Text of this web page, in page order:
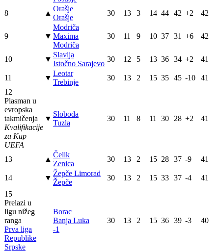
8 ▲
Orašje
Orašje
30 13 3 14 44 42 +2 42
9 ▼
Modriča
Maxima
Modriča
30 11 9 10 37 31 +6 42
10 ▼
Slavija
Istočno Sarajevo
30 12 5 13 36 34 +2 41
11 ▼
Leotar
Trebinje
30 13 2 15 35 45 -10
41
12
Plasman u
evropska
takmičenja
Kvalifikacije
za Kup
UEFA
▼
Sloboda
Tuzla
30 11 8 11 30 28 +2 41
13 ▲
Čelik
Zenica
30 13 2 15 28 37 -9 41
14 ▼
Žepče Limorad
Žepče
30 13 2 15 33 37 -4
41
15
Prelazi u
ligu nižeg
ranga
Prva liga
Republike
Srpske
Borac
Banja Luka
-1
30 13 2 15 36 39 -3 40